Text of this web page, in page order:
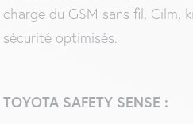
charge du GSM sans fil, Cilm,
sécurité optimisés.
TOYOTA SAFETY SENSE :